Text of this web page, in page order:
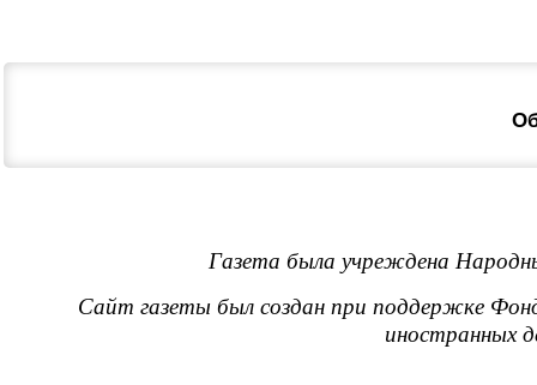
Газета была учреждена
Сайт газеты был создан при поддержке
иностранных